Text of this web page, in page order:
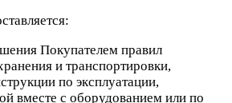
Покупателем правил
и транспортировки,
по эксплуатации,
вместе с оборудованием или по